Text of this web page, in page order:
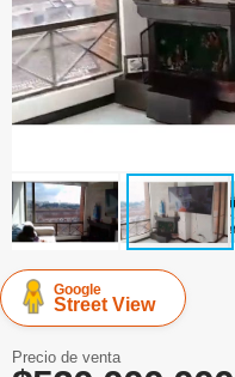
Google
Street View
Precio de venta